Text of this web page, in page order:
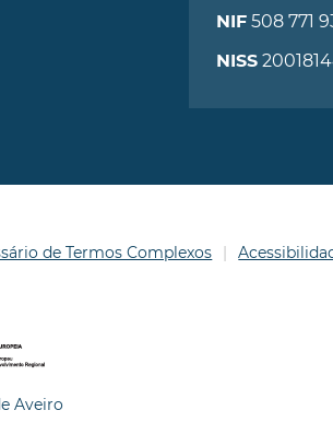
NIF508 771
NISS
de Termos Complexos
Aveiro